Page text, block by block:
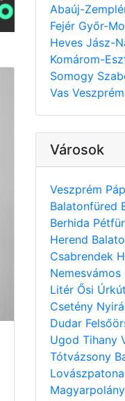
Abaúj-
Fejér Győr-
Heves Jász-
Komárom-
Somogy
Vas Veszprém
Városok
Veszprém
Balatonfüred
Berhida
Herend
Csabrendek
Nemesvámos
Litér Ősi Úrkút
Csetény
Dudar
Ugod Tihany
Tótvázsony
Lovászpatona
Magyarpolány